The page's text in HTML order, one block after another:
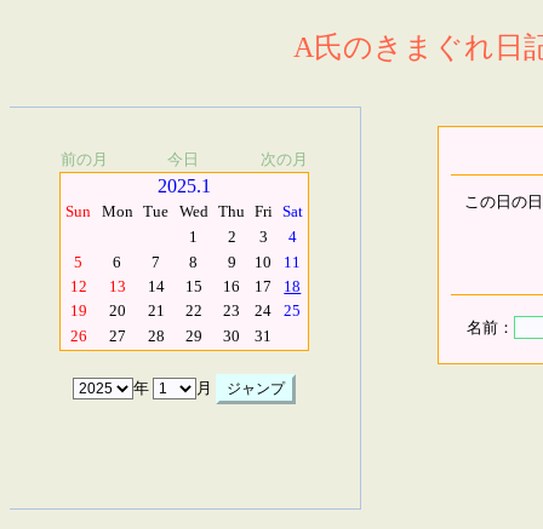
A氏のきまぐれ日
前の月 今日 次の月
2025.1
Sun Mon Tue Wed Thu Fri Sat
1
2 3
4
5
6 7 8 9 10
11
12
13 14 15 16 17
18
19
20 21 22 23 24
25
26
27 28 29 30 31
年 月
この日の
名前：